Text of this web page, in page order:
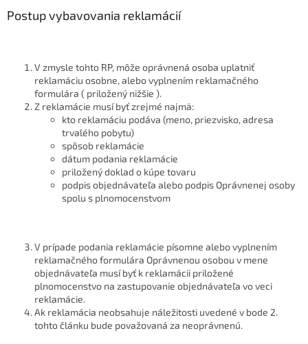
Postup vybavovania reklamácií
V zmysle tohto RP, môže oprávnená osoba uplatniť
reklamáciu osobne, alebo vyplnením reklamačného
formulára ( priložený nižšie ).
Z reklamácie musí byť zrejmé najmä:
kto reklamáciu podáva (meno, priezvisko, adresa
trvalého pobytu)
spôsob reklamácie
dátum podania reklamácie
priložený doklad o kúpe tovaru
podpis objednávateľa alebo podpis Oprávnenej osoby
spolu s plnomocenstvom
V prípade podania reklamácie písomne alebo vyplnením
reklamačného formulára Oprávnenou osobou v mene
objednávateľa musí byť k reklamácii priložené
plnomocenstvo na zastupovanie objednávateľa vo veci
reklamácie.
Ak reklamácia neobsahuje náležitosti uvedené v bode 2.
tohto článku bude považovaná za neoprávnenú.